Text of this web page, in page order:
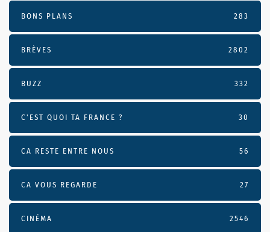
BONS PLANS 283
BRÈVES 2802
BUZZ 332
C'EST QUOI TA FRANCE ? 30
CA RESTE ENTRE NOUS 56
CA VOUS REGARDE 27
CINÉMA 2546